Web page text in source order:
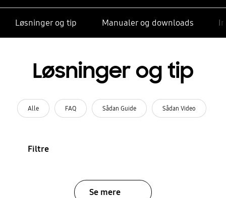
Løsninger og tip Manualer og downloads
Løsninger og tip
Alle FAQ Sådan Guide Sådan Video
Filtre
Se mere